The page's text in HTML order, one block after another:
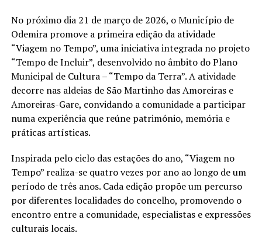
No próximo dia 21 de março de 2026, o Município de
Odemira promove a primeira edição da atividade
“Viagem no Tempo”, uma iniciativa integrada no projeto
“Tempo de Incluir”, desenvolvido no âmbito do Plano
Municipal de Cultura – “Tempo da Terra”. A atividade
decorre nas aldeias de São Martinho das Amoreiras e
Amoreiras-Gare, convidando a comunidade a participar
numa experiência que reúne património, memória e
práticas artísticas.
Inspirada pelo ciclo das estações do ano, “Viagem no
Tempo” realiza-se quatro vezes por ano ao longo de um
período de três anos. Cada edição propõe um percurso
por diferentes localidades do concelho, promovendo o
encontro entre a comunidade, especialistas e expressões
culturais locais.